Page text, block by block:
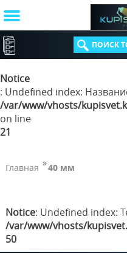
Notice
: Undefined index:
/var/www/vhosts/
on line
21
КАТАЛОГ
Главная 40 мм
Notice: Undefined index:
/var/www/vhosts/
50